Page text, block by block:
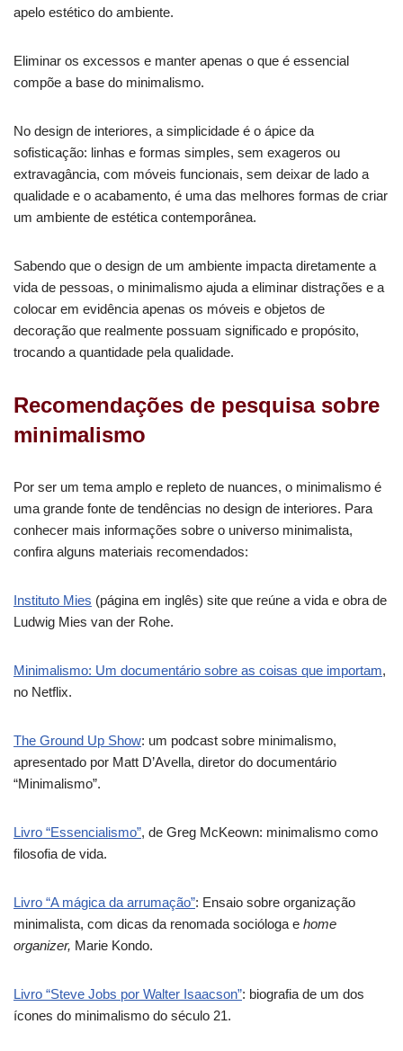
apelo estético do ambiente.
Eliminar os excessos e manter apenas o que é essencial
compõe a base do minimalismo.
No design de interiores, a simplicidade é o ápice da
sofisticação: linhas e formas simples, sem exageros ou
extravagância, com móveis funcionais, sem deixar de lado a
qualidade e o acabamento, é uma das melhores formas de criar
um ambiente de estética contemporânea.
Sabendo que o design de um ambiente impacta diretamente a
vida de pessoas, o minimalismo ajuda a eliminar distrações e a
colocar em evidência apenas os móveis e objetos de
decoração que realmente possuam significado e propósito,
trocando a quantidade pela qualidade.
Recomendações de pesquisa sobre
minimalismo
Por ser um tema amplo e repleto de nuances, o minimalismo é
uma grande fonte de tendências no design de interiores. Para
conhecer mais informações sobre o universo minimalista,
confira alguns materiais recomendados:
Instituto Mies (página em inglês) site que reúne a vida e obra de
Ludwig Mies van der Rohe.
Minimalismo: Um documentário sobre as coisas que importam,
no Netflix.
The Ground Up Show: um podcast sobre minimalismo,
apresentado por Matt D’Avella, diretor do documentário
“Minimalismo”.
Livro “Essencialismo”, de Greg McKeown: minimalismo como
filosofia de vida.
Livro “A mágica da arrumação”: Ensaio sobre organização
minimalista, com dicas da renomada socióloga e home
organizer, Marie Kondo.
Livro “Steve Jobs por Walter Isaacson”: biografia de um dos
ícones do minimalismo do século 21.